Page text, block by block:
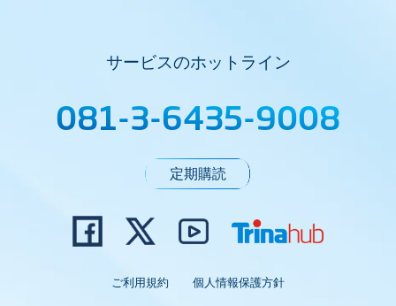
サービスのホットライン
081-3-6435-9008
定期購読
ご利用規約 個人情報保護方針